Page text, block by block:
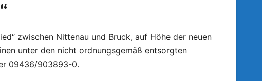
zwischen Nittenau und Bruck, auf Höhe der neuen
unter den nicht ordnungsgemäß entsorgten
09436/903893-0.